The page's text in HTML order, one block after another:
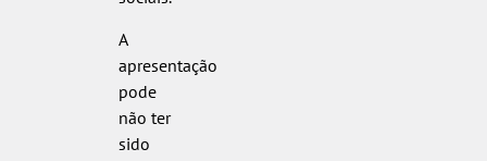
A
apresentação
pode
não ter
sido